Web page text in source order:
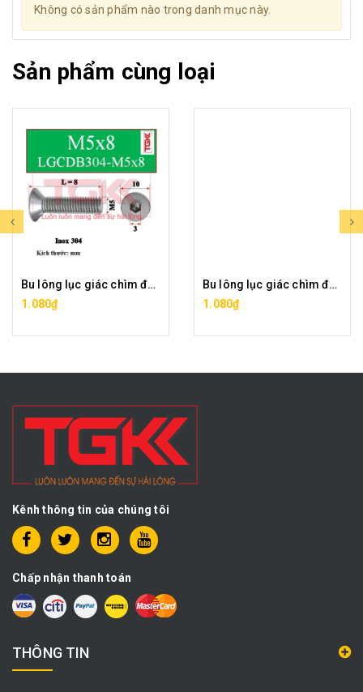
Không có sản phẩm nào trong danh mục này.
Sản phẩm cùng loại
Bu lông lục giác chìm đầu bằng inox 304-M5x8
1.080₫
Bu lông lục giác chìm đầu bằng inox 304-M5x10
1.080₫
Kênh thông tin của chúng tôi
Chấp nhận thanh toán
THÔNG TIN